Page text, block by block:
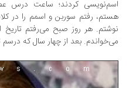
کردند؛ ساعت درس عصرها
رفتم سوربن و اسمم را در
هر روز صبح می‌رفتم تاریخ ادبیات
بعد از چهار سال که درسم تمام